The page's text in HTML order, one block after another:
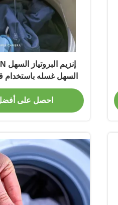
السهل غسله باستخدام
احصل على